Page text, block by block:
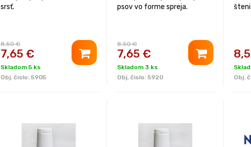
srsť.
8,50 €
7,65 €
Skladom 5 ks
Obj. čislo: 5905
psov vo forme spreja.
8,50 €
7,65 €
Skladom 3 ks
Obj. čislo: 5920
Obj.